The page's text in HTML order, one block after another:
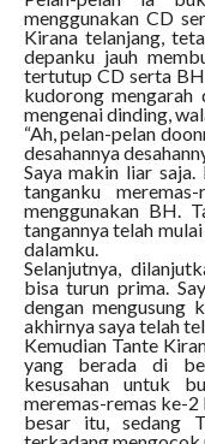
menggunakan CD
Kirana telanjang,
depanku jauh
tertutup CD serta
kudorong mengarah
mengenai dinding,
“Ah, pelan-pelan
desahannya
Saya makin liar
tanganku
menggunakan BH.
tangannya telah
dalamku.
Selanjutnya,
bisa turun prima.
dengan mengusung
akhirnya saya telah
Kemudian Tante
yang berada di
kesusahan untuk
meremas-remas ke-2
besar itu, sedang